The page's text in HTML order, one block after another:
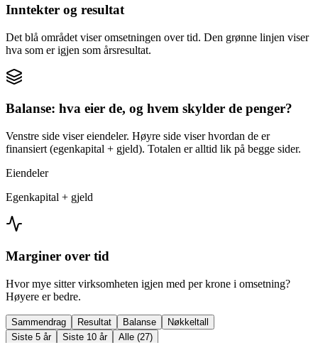
Inntekter og resultat
Det blå området viser omsetningen over tid. Den grønne linjen viser
hva som er igjen som årsresultat.
Balanse: hva eier de, og hvem skylder de penger?
Venstre side viser eiendeler. Høyre side viser hvordan de er
finansiert (egenkapital + gjeld). Totalen er alltid lik på begge sider.
Eiendeler
Egenkapital + gjeld
Marginer over tid
Hvor mye sitter virksomheten igjen med per krone i omsetning?
Høyere er bedre.
Sammendrag Resultat Balanse
Nøkkeltall
Siste 5 år
Siste 10 år Alle (27)